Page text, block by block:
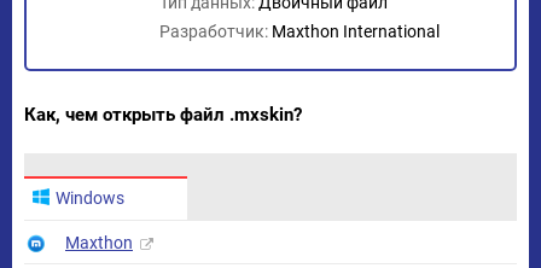
Разработчик: Maxthon International
Как, чем открыть файл .mxskin?
Windows
Maxthon